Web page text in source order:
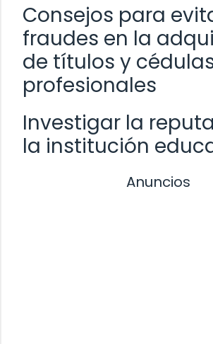
Consejos para
fraudes en la
de títulos y
profesionales
Investigar la
la institución
Anuncios